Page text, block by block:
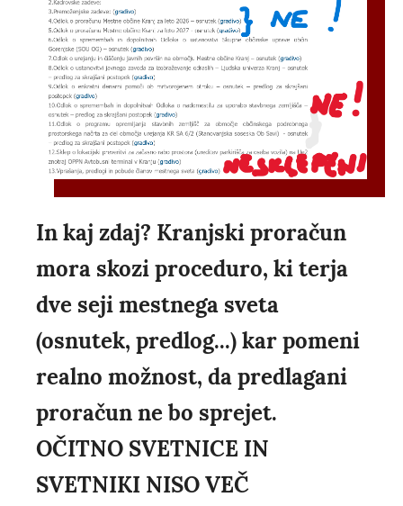
In kaj zdaj? Kranjski proračun
mora skozi proceduro, ki terja
dve seji mestnega sveta
(osnutek, predlog...) kar pomeni
realno možnost, da predlagani
proračun ne bo sprejet.
OČITNO SVETNICE IN
SVETNIKI NISO VEČ